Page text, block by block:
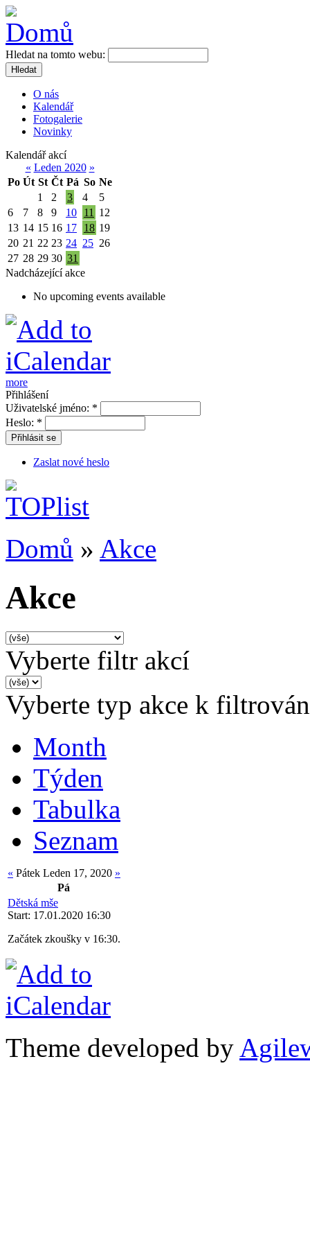
Hledat na tomto webu:
Hledat
O nás
Kalendář
Fotogalerie
Novinky
Kalendář akcí
« Leden 2020 »
Po Út St Čt Pá So Ne
1
2 3 4
5
6
7 8 9 10 11
12
13 14 15 16 17 18 19
20 21 22 23 24 25 26
27 28 29 30 31
Nadcházející akce
No upcoming events available
more
Přihlášení
Uživatelské jméno: *
Heslo: *
Přihlásit se
Zaslat nové heslo
Domů » Akce
Akce
Vyberte filtr akcí
Vyberte typ akce k
Month
Týden
Tabulka
Seznam
« Pátek Leden 17, 2020 »
Pá
Dětská mše
Start: 17.01.2020 16:30
Začátek zkoušky v 16:30.
Theme developed by